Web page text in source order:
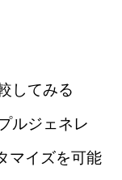
してみる
ルジェネレ
マイズを可能